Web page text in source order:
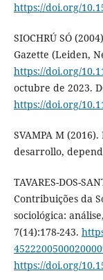
https://doi.org/
SIOCHRÚ SÓ
Gazette (Leiden,
https://doi.org/
octubre de 2023.
https://doi.org/
SVAMPA M
desarrollo,
TAVARES-DOS-
Contribuições da
sociológica:
7(14):178-243.
https://doi.org/